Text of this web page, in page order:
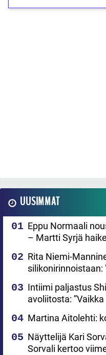
UUSIMMAT
Eppu Normaali
– Martti Syrjä
Rita Niemi-
silikonirinnoistaan:
Intiimi paljastus
avoliitosta:
Martina Aitolehti:
Näyttelijä Kari
Sorvali kertoo